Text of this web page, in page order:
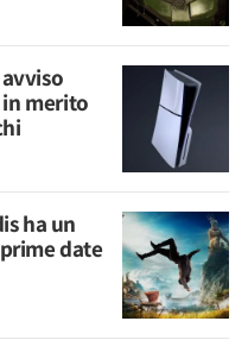
merito
ha un
date